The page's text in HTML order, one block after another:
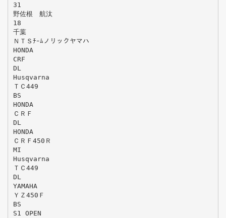
31
野佐根 航汰
18
千葉
ＮＴＳﾁｰﾑノリックヤマハ
HONDA
CRF
DL
Husqvarna
ＴＣ449
BS
HONDA
ＣＲＦ
DL
HONDA
ＣＲＦ450Ｒ
MI
Husqvarna
ＴＣ449
DL
YAMAHA
ＹＺ450Ｆ
BS
S1 OPEN